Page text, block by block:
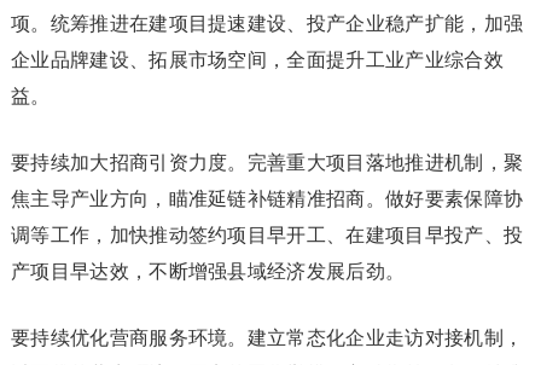
项。统筹推进在建项目提速建设、投产企业稳产扩能，加强
企业品牌建设、拓展市场空间，全面提升工业产业综合效
益。
要持续加大招商引资力度。完善重大项目落地推进机制，聚
焦主导产业方向，瞄准延链补链精准招商。做好要素保障协
调等工作，加快推动签约项目早开工、在建项目早投产、投
产项目早达效，不断增强县域经济发展后劲。
要持续优化营商服务环境。建立常态化企业走访对接机制，